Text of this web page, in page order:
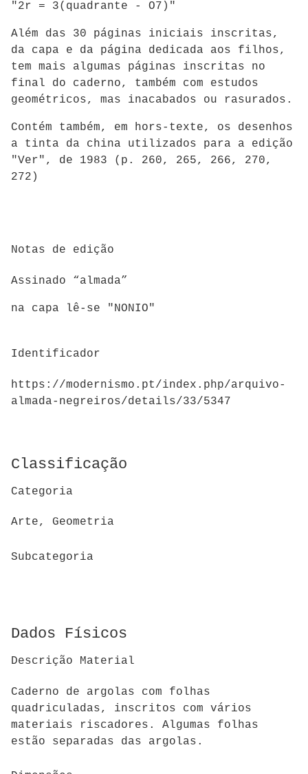
"2r = 3(quadrante - O7)"
Além das 30 páginas iniciais inscritas,
da capa e da página dedicada aos filhos,
tem mais algumas páginas inscritas no
final do caderno, também com estudos
geométricos, mas inacabados ou rasurados.
Contém também, em hors-texte, os desenhos
a tinta da china utilizados para a edição
"Ver", de 1983 (p. 260, 265, 266, 270,
272)
Notas de edição
Assinado “almada”
na capa lê-se "NONIO"
Identificador
https://modernismo.pt/index.php/arquivo-
almada-negreiros/details/33/5347
Classificação
Categoria
Arte, Geometria
Subcategoria
Dados Físicos
Descrição Material
Caderno de argolas com folhas
quadriculadas, inscritos com vários
materiais riscadores. Algumas folhas
estão separadas das argolas.